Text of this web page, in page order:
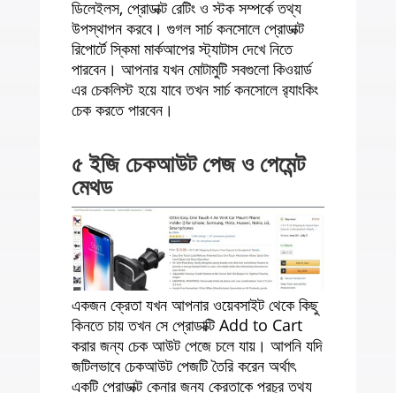
ডিলেইলস, প্রোডাক্ট রেটিং ও স্টক সম্পর্কে তথ্য
উপস্থাপন করবে। গুগল সার্চ কনসোলে প্রোডাক্ট
রিপোর্টে স্কিমা মার্কআপের স্ট্যাটাস দেখে নিতে
পারবেন। আপনার যখন মোটামুটি সবগুলো কিওয়ার্ড
এর চেকলিস্ট হয়ে যাবে তখন সার্চ কনসোলে র‍্যাংকিং
চেক করতে পারবেন।
৫ ইজি চেকআউট পেজ ও পেমেন্ট
মেথড
একজন ক্রেতা যখন আপনার ওয়েবসাইট থেকে কিছু
কিনতে চায় তখন সে প্রোডাক্টি Add to Cart
করার জন্য চেক আউট পেজে চলে যায়। আপনি যদি
জটিলভাবে চেকআউট পেজটি তৈরি করেন অর্থাৎ
একটি প্রোডাক্ট কেনার জন্য ক্রেতাকে প্রচুর তথ্য